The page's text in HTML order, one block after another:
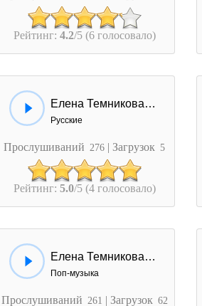
Рейтинг: 4.2/5 (6 голосовало)
Елена Темникова - По нулям
Русские
Прослушиваний 276 | Загрузок 5
Рейтинг: 5.0/5 (4 голосовало)
Елена Темникова - Обнимаю
Поп-музыка
Прослушиваний 261 | Загрузок 62